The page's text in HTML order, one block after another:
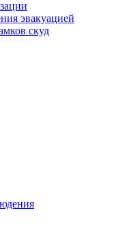
эвакуацией
скуд